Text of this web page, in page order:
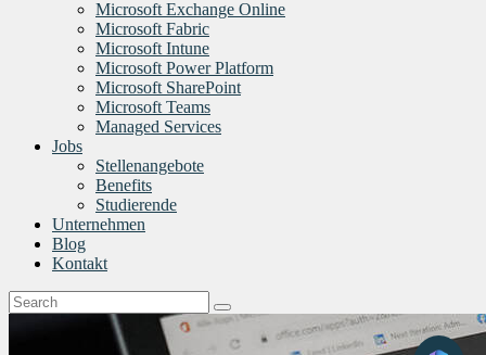
Microsoft Exchange Online
Microsoft Fabric
Microsoft Intune
Microsoft Power Platform
Microsoft SharePoint
Microsoft Teams
Managed Services
Jobs
Stellenangebote
Benefits
Studierende
Unternehmen
Blog
Kontakt